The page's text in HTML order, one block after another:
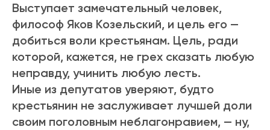
Выступает замечательный человек,
философ Яков Козельский, и цель его —
добиться воли крестьянам. Цель, ради
которой, кажется, не грех сказать любую
неправду, учинить любую лесть.
Иные из депутатов уверяют, будто
крестьянин не заслуживает лучшей доли
своим поголовным неблагонравием, — ну,